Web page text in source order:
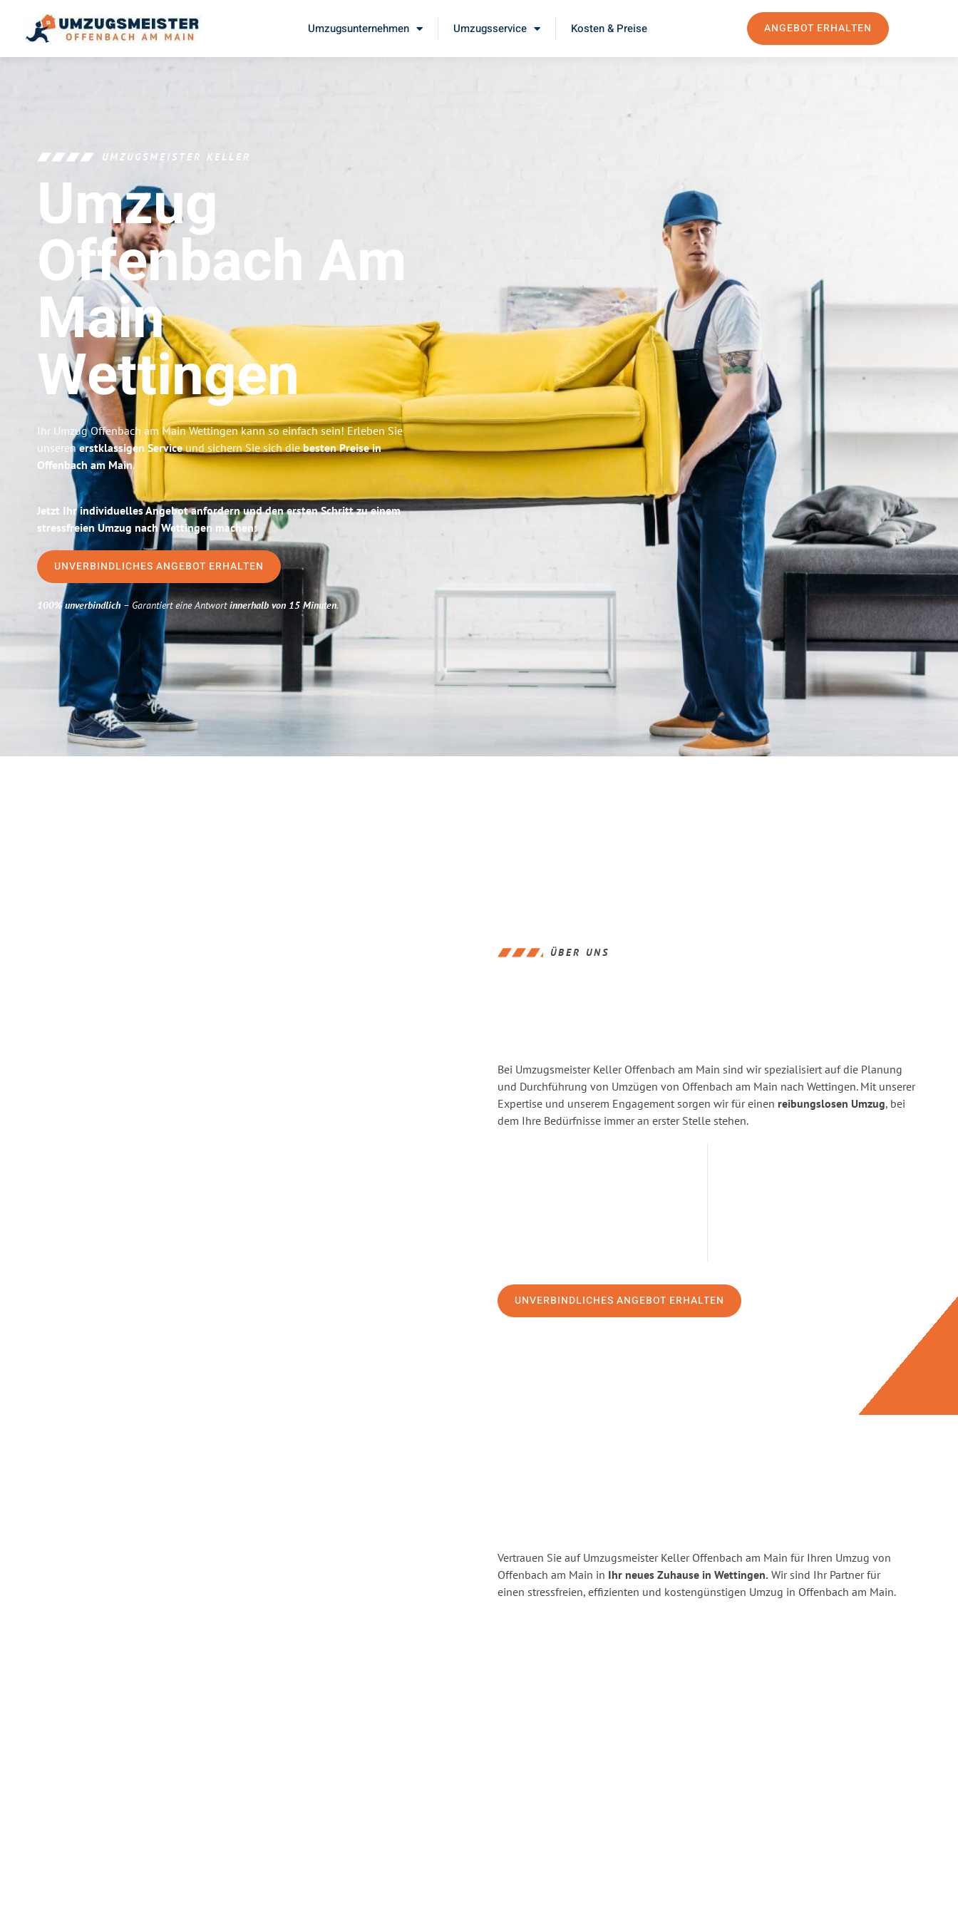
Umzugsunternehmen Umzugsservice Kosten & Preise ANGEBOT ERHALTEN
UMZUGSMEISTER KELLER
Umzug
Offenbach Am
Main
Wettingen
Ihr Umzug Offenbach am Main Wettingen kann so einfach sein! Erleben Sie
unserenerstklassigen Serviceund sichern Sie sich diebesten Preise in
Offenbach am Main.
Jetzt Ihr individuelles Angebot anfordern und den ersten Schritt zu einem
stressfreien Umzug nach Wettingen machen:
UNVERBINDLICHES ANGEBOT ERHALTEN
100% unverbindlich– Garantiert eine Antwortinnerhalb von 15 Minuten.
ÜBER UNS
Bei Umzugsmeister Keller Offenbach am Main sind wir spezialisiert auf die Planung
und Durchführung von Umzügen von Offenbach am Main nach Wettingen. Mit unserer
Expertise und unserem Engagement sorgen wir für einen reibungslosen Umzug, bei
dem Ihre Bedürfnisse immer an erster Stelle stehen.
UNVERBINDLICHES ANGEBOT ERHALTEN
Vertrauen Sie auf Umzugsmeister Keller Offenbach am Main für Ihren Umzug von
Offenbach am Main in Ihr neues Zuhause in Wettingen. Wir sind Ihr Partner für
einen stressfreien, effizienten und kostengünstigen Umzug in Offenbach am Main.